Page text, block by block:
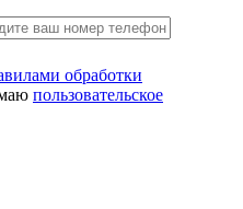
обработки
пользовательское